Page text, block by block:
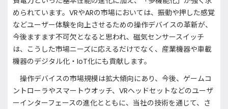
められています。VRやARの市場においては、振動や押した感覚
などユーザー体験を向上させるための操作デバイスの革新が、
今後ますます不可欠となると思われ、磁気センサースイッチ
は、こうした市場ニーズに応えるだけでなく、産業機器や車載
機器のデジタル化・IoT化にも貢献します。
操作デバイスの市場規模は拡大傾向にあり、今後、ゲームコ
ントローラやスマートウオッチ、VRヘッドセットなどのユーザ
ーインターフェースの進化とともに、当社の技術を通じて、さ